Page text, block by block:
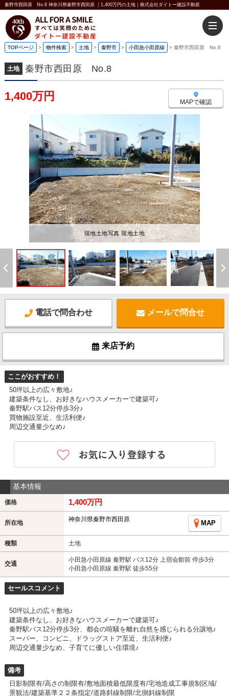
秦野市西田原 No.8 神奈川県秦野市西田原 ｜1,400万円の土地｜株式会社ダイトー建設不動産
TOPページ > 物件検索 > 土地 > 秦野市 > 小田急小田原線 > 秦野市西田原 No.8
土地 秦野市西田原 No.8
1,400万円 MAPで確認
現地土地写真 現地土地
電話で問合わせ メールで問合せ
来店予約
ここがおすすめ！
50坪以上の広々敷地♪
建築条件なし、お好きなハウスメーカーで建築可♪
秦野駅バス12分停歩3分♪
買物施設至近、生活利便♪
周辺交通量少なめ♪
基本情報
価格 1,400万円
所在地 神奈川県秦野市西田原
MAP
種類 土地
交通
小田急小田原線 秦野駅 バス12分 上宿会館前 停歩3分
小田急小田原線 秦野駅 徒歩55分
セールスコメント
50坪以上の広々敷地♪
建築条件なし、お好きなハウスメーカーで建築可♪
秦野駅バス12分停歩3分、都会の喧騒を離れ自然を感じられる分譲地♪
スーパー、コンビニ、ドラッグストア至近、生活利便♪
周辺交通量少なめ、子育てに優しい住環境♪
備考
日影制限有/高さの制限有/敷地面積最低限度有/宅地造成工事規制区域/
景観法/建築基準２２条指定/道路斜線制限/北側斜線制限